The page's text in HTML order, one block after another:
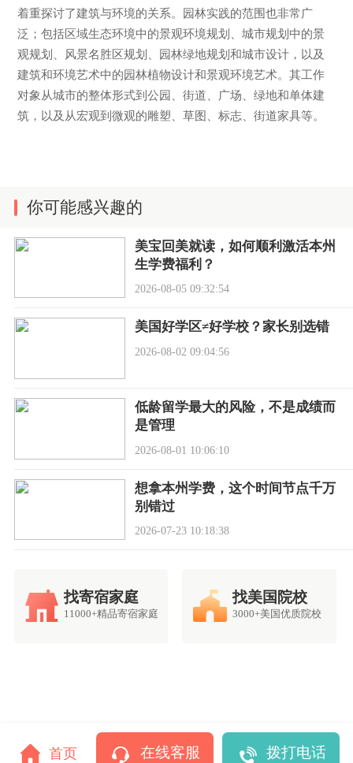
着重探讨了建筑与环境的关系。园林实践的范围也非常广
泛；包括区域生态环境中的景观环境规划、城市规划中的景
观规划、风景名胜区规划、园林绿地规划和城市设计，以及
建筑和环境艺术中的园林植物设计和景观环境艺术。其工作
对象从城市的整体形式到公园、街道、广场、绿地和单体建
筑，以及从宏观到微观的雕塑、草图、标志、街道家具等。
你可能感兴趣的
美宝回美就读，如何顺利激活本州
生学费福利？
2026-08-05 09:32:54
美国好学区≠好学校？家长别选错
2026-08-02 09:04:56
低龄留学最大的风险，不是成绩而
是管理
2026-08-01 10:06:10
想拿本州学费，这个时间节点千万
别错过
2026-07-23 10:18:38
找寄宿家庭
11000+精品寄宿家庭
找美国院校
3000+美国优质院校
首页 在线客服 拨打电话